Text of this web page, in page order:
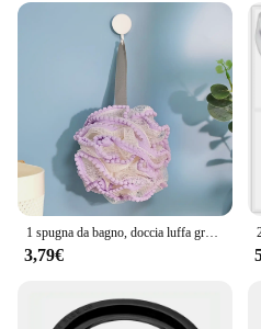
adaptable nature makes it
training scenarios, from
advanced techniques. The
ensures that these soccer
withstand the demands of
them an excellent choice
even casual backyard
just a piece of sports
in the future of soccer
1 spugna da bagno, doccia luffa grande palla a rete, 4 colori, accessorio da bagno per il lavaggio del corpo per uomini e donne, Luffa esfoliante S
3,79€